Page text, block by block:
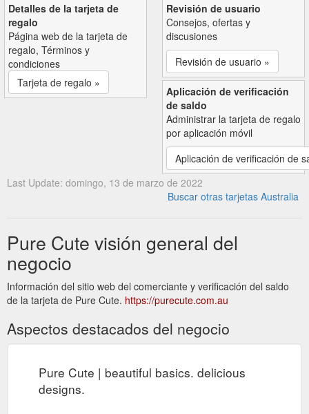
Detalles de la tarjeta de
regalo
Página web de la tarjeta de
regalo, Términos y
condiciones
Tarjeta de regalo »
Revisión de usuario
Consejos, ofertas y
discusiones
Revisión de usuario »
Aplicación de verificación
de saldo
Administrar la tarjeta de regalo
por aplicación móvil
Aplicación de verificación de
Last Update: domingo, 13 de marzo de 2022
Buscar otras tarjetas Australia
Pure Cute visión general del
negocio
Información del sitio web del comerciante y verificación del saldo
de la tarjeta de Pure Cute. https://purecute.com.au
Aspectos destacados del negocio
Pure Cute | beautiful basics. delicious
designs.